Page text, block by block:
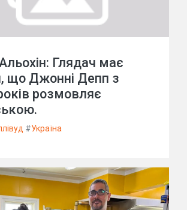
Глядач має
що Джонні Депп з
розмовляє
#Україна